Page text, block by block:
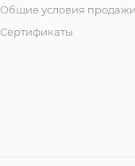
Общие условия продажи
Сертификаты